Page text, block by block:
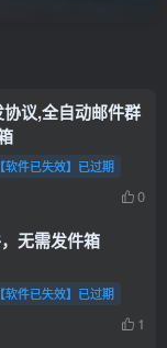
议,全自动邮件群
【软件已失效】已过期
0
无需发件箱
【软件已失效】已过期
1